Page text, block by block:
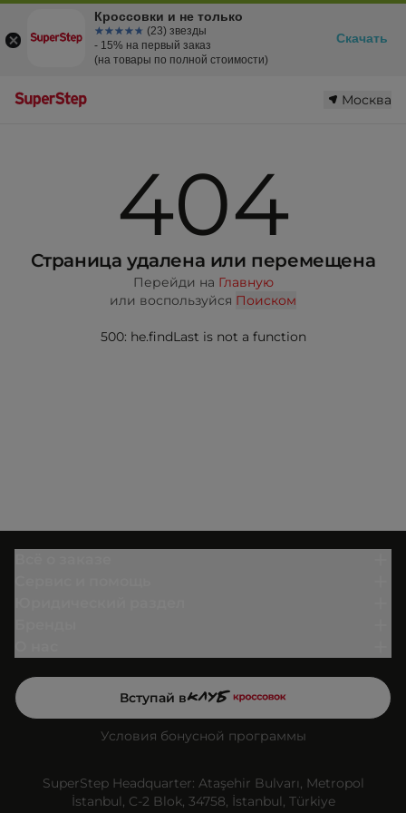
Москва
404
Страница удалена или перемещена
Перейди на Главную
или воспользуйся Поиском
500: he.findLast is not a function
Вступай в
Условия бонусной программы
SuperStep Headquarter: Ataşehir Bulvarı, Metropol
İstanbul, C-2 Blok, 34758, İstanbul, Türkiye
Кроссовки и не только
☆☆☆☆☆
★★★★★ (23) звезды
- 15% на первый заказ
(на товары по полной стоимости)
Скачать